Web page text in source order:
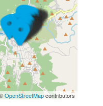
OpenStreetMapcontributors